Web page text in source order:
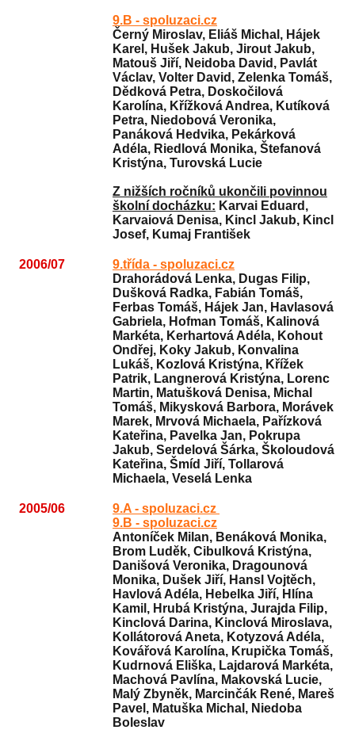
9.B - spoluzaci.cz
Černý Miroslav, Eliáš Michal, Hájek
Karel, Hušek Jakub, Jirout Jakub,
Matouš Jiří, Neidoba David, Pavlát
Václav, Volter David, Zelenka Tomáš,
Dědková Petra, Doskočilová
Karolína, Křížková Andrea, Kutíková
Petra, Niedobová Veronika,
Panáková Hedvika, Pekárková
Adéla, Riedlová Monika, Štefanová
Kristýna, Turovská Lucie
Z nižších ročníků ukončili povinnou
školní docházku: Karvai Eduard,
Karvaiová Denisa, Kincl Jakub, Kincl
Josef, Kumaj František
2006/07
9.třída - spoluzaci.cz
Drahorádová Lenka, Dugas Filip,
Dušková Radka, Fabián Tomáš,
Ferbas Tomáš, Hájek Jan, Havlasová
Gabriela, Hofman Tomáš, Kalinová
Markéta, Kerhartová Adéla, Kohout
Ondřej, Koky Jakub, Konvalina
Lukáš, Kozlová Kristýna, Křížek
Patrik, Langnerová Kristýna, Lorenc
Martin, Matušková Denisa, Michal
Tomáš, Mikysková Barbora, Morávek
Marek, Mrvová Michaela, Pařízková
Kateřina, Pavelka Jan, Pokrupa
Jakub, Serdelová Šárka, Školoudová
Kateřina, Šmíd Jiří, Tollarová
Michaela, Veselá Lenka
2005/06
9.A - spoluzaci.cz
9.B - spoluzaci.cz
Antoníček Milan, Benáková Monika,
Brom Luděk, Cibulková Kristýna,
Danišová Veronika, Dragounová
Monika, Dušek Jiří, Hansl Vojtěch,
Havlová Adéla, Hebelka Jiří, Hlína
Kamil, Hrubá Kristýna, Jurajda Filip,
Kinclová Darina, Kinclová Miroslava,
Kollátorová Aneta, Kotyzová Adéla,
Kovářová Karolína, Krupička Tomáš,
Kudrnová Eliška, Lajdarová Markéta,
Machová Pavlína, Makovská Lucie,
Malý Zbyněk, Marcinčák René, Mareš
Pavel, Matuška Michal, Niedoba
Boleslav